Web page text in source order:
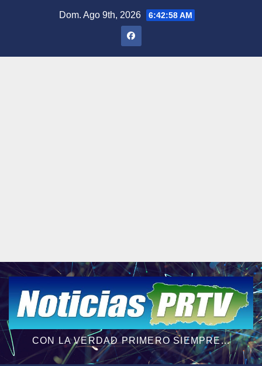
Dom. Ago 9th, 2026 6:42:59 AM
CON LA VERDAD PRIMERO SIEMPRE...